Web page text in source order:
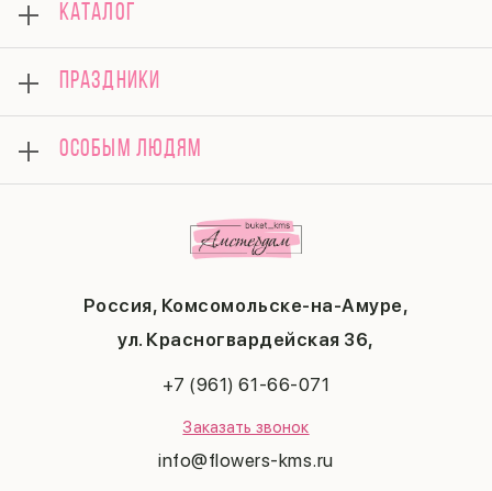
Россия, Комсомольске-на-Амуре,
ул. Красногвардейская 36,
+7 (961) 61-66-071
Заказать звонок
info@flowers-kms.ru
Оплата
Отзывы
Гарантии
Доставка
Вопросы и ответы
Контакты
Соглашение на получение рекламы
КАТАЛОГ
Букеты
Композиции
Подарки
Поводы
Комбо-предложения
ПРАЗДНИКИ
14 февраля
День матери
23 февраля
Последний звонок
ОСОБЫМ ЛЮДЯМ